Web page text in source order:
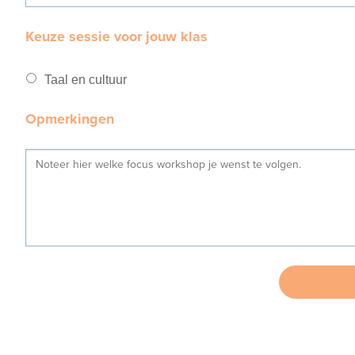
Keuze sessie voor jouw klas
Taal en cultuur
Opmerkingen